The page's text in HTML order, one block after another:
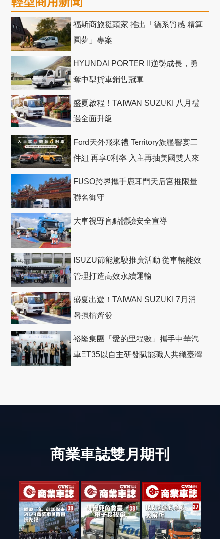
福斯商旅挺頭家 推出「德系質感 精算
圓夢」專案
HYUNDAI PORTER II逆勢成長，勇
奪中型貨車銷售冠軍
盛夏啟程！TAIWAN SUZUKI 八月禮
遇全面升級
Ford天外飛來禮 Territory旗艦響宴三
件組 再享0利率 入主再抽美國雙人來
FUSO跨界攜手鹿耳門天后宮推限量
聯名御守
大車視野盲點體驗安全宣導
ISUZU節能駕駛推廣活動 從車輛能效
管理打造高效永續運輸
盛夏出遊！TAIWAN SUZUKI 7月消
暑強檔齊發
裕隆集團「愛的里程數」攜手中華汽
車ET35以自主研發賦能職人共織臺灣
商業車誌雙月期刊